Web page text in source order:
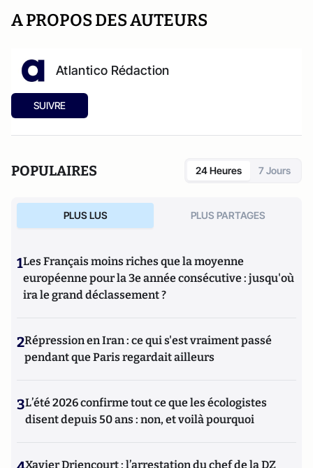
A PROPOS DES AUTEURS
Atlantico Rédaction
SUIVRE
POPULAIRES 24 Heures 7 Jours
PLUS LUS PLUS PARTAGES
1Les Français moins riches que la moyenne
européenne pour la 3e année consécutive : jusqu'où
ira le grand déclassement ?
2Répression en Iran : ce qui s'est vraiment passé
pendant que Paris regardait ailleurs
3L’été 2026 confirme tout ce que les écologistes
disent depuis 50 ans : non, et voilà pourquoi
Xavier Driencourt : l’arrestation du chef de la DZ